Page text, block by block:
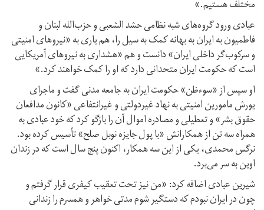
مختلف هستیم.»
عبادی ورود گروه‌های شبه نظامی حشد الشعبی و حزب‌الله لبنان و
فاطمیون به ایران به بهانه کمک به سیل را، هم یاری به «نیروهای امنیتی
و سرکوب‌گر داخلی ایران» دانست و هم «هشداری به نیروهای آمریکایی
است که حکومت ایران متحدانی دارد که او را کمک خواهند کرد.»
او سپس از «سوءظن» حکومت ایران به جامعه مدنی گفت و ماجرای
یورش مامورین امنیتی به نهاد غیردولتی و غیرانتفاعی «کانون مدافعان
حقوق بشر» و تعطیلی و مصادره اموال آن را بازگو کرد که خود عبادی به
همراه سه تن از همکارانش «با پول جایزه نوبل صلح» تأسیس کرده بود.
نرگس محمدی، یکی از این سه همکار، اکنون پنج سال است که در زندان
اوین به سر می‌برد.
شیرین عبادی اضافه کرد: «من نیز تحت تعقیب کیفری قرار گرفتم و
چون در ایران نبودم که دستگیر شوم مدتی خواهر و همسرم را زندانی